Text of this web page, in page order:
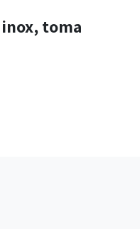
inox, toma